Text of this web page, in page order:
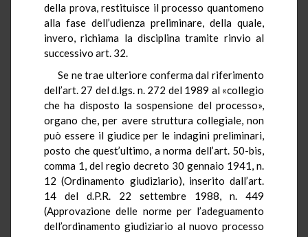
della prova, restituisce il processo quantomeno
alla fase dell’udienza preliminare, della quale,
invero, richiama la disciplina tramite rinvio al
successivo art. 32.
Se ne trae ulteriore conferma dal riferimento
dell’art. 27 del d.lgs. n. 272 del 1989 al «collegio
che ha disposto la sospensione del processo»,
organo che, per avere struttura collegiale, non
può essere il giudice per le indagini preliminari,
posto che quest’ultimo, a norma dell’art. 50-bis,
comma 1, del regio decreto 30 gennaio 1941, n.
12 (Ordinamento giudiziario), inserito dall’art.
14 del d.P.R. 22 settembre 1988, n. 449
(Approvazione delle norme per l’adeguamento
dell’ordinamento giudiziario al nuovo processo